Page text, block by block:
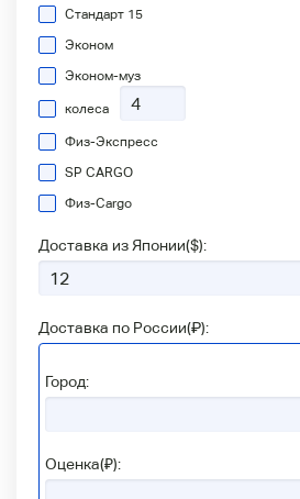
Стандарт 15
Эконом
Эконом-муз
колеса
Физ-Экспресс
SP CARGO
Физ-Сargo
Доставка из Японии($):
Доставка по России(₽):
Город:
Оценка(₽):